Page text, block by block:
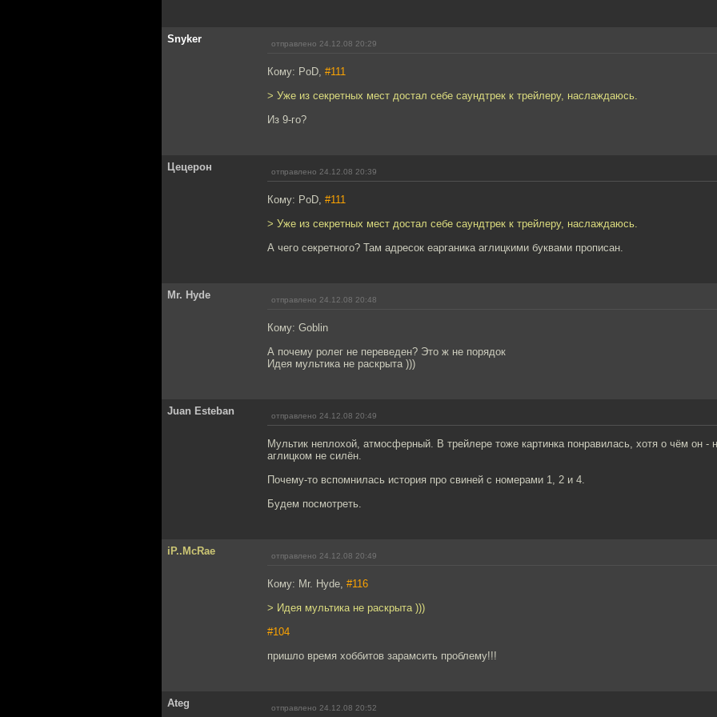
Snyker отправлено 24.12.08 20:29
Кому: PoD, #111
> Уже из секретных мест достал себе саундтрек к трейлеру, наслаждаюсь.
Из 9-го?
Цецерон отправлено 24.12.08 20:39
Кому: PoD, #111
> Уже из секретных мест достал себе саундтрек к трейлеру, наслаждаюсь.
А чего секретного? Там адресок еарганика аглицкими буквами прописан.
Mr. Hyde отправлено 24.12.08 20:48
Кому: Goblin
А почему ролег не переведен? Это ж не порядок
Идея мультика не раскрыта )))
Juan Esteban отправлено 24.12.08 20:49
Мультик неплохой, атмосферный. В трейлере тоже картинка понравилась, хотя о чём он -
аглицком не силён.
Почему-то вспомнилась история про свиней с номерами 1, 2 и 4.
Будем посмотреть.
iP..McRae отправлено 24.12.08 20:49
Кому: Mr. Hyde, #116
> Идея мультика не раскрыта )))
#104
пришло время хоббитов зарамсить проблему!!!
Ateg отправлено 24.12.08 20:52